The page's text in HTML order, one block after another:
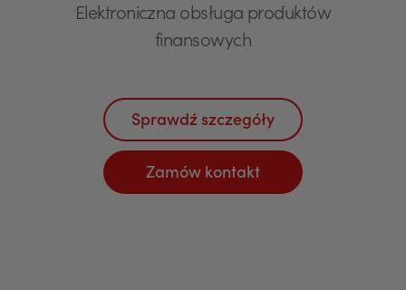
Elektroniczna obsługa produktów
finansowych
Sprawdź szczegóły
Zamów kontakt